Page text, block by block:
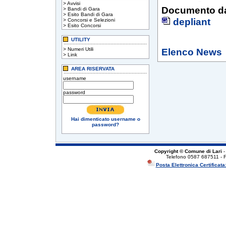
>Avvisi
> Bandi di Gara
> Esito Bandi di Gara
> Concorsi e Selezioni
> Esito Concorsi
UTILITY
> Numeri Utili
> Link
AREA RISERVATA
username
password
Hai dimenticato username o
password?
Documento
depliant
Elenco News
Copyright © Comune di Lari -
Telefono 0587 687511 -
Posta Elettronica Certificata: